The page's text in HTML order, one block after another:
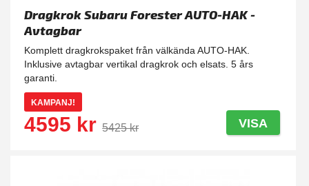
Dragkrok Subaru Forester AUTO-HAK -
Avtagbar
Komplett dragkrokspaket från välkända AUTO-HAK.
Inklusive avtagbar vertikal dragkrok och elsats. 5 års
garanti.
KAMPANJ!
4595 kr 5425 kr VISA